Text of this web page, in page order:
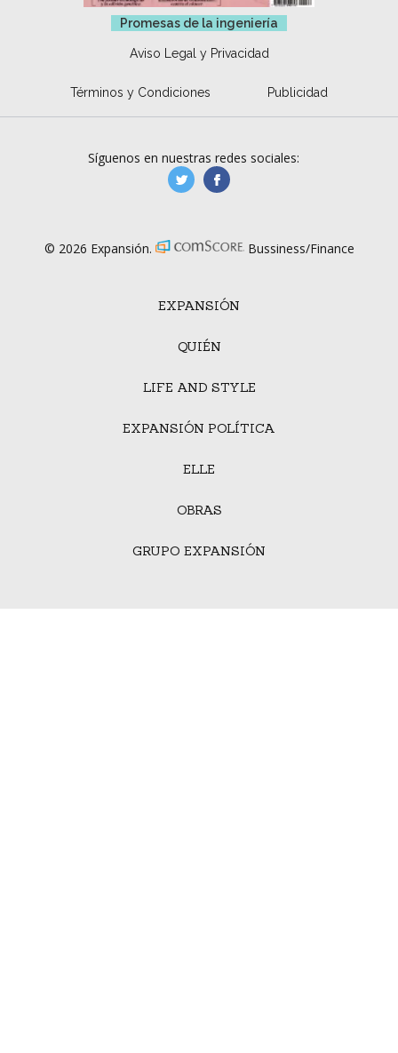
Promesas de la ingeniería
Aviso Legal y Privacidad
Términos y Condiciones Publicidad
EXPANSIÓN
QUIÉN
LIFE AND STYLE
EXPANSIÓN POLÍTICA
ELLE
OBRAS
GRUPO EXPANSIÓN
Síguenos en nuestras redes sociales:
manufacturaGE
© 2026 Expansión. Bussiness/Finance